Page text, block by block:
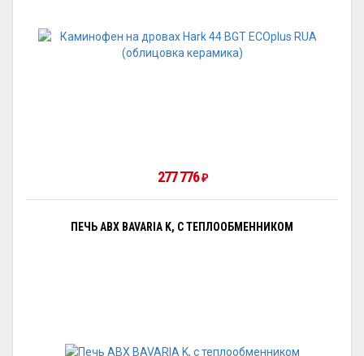
277 776 ₽
ПЕЧЬ ABX BAVARIA K, С ТЕПЛООБМЕННИКОМ